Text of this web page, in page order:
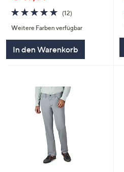
4.9
von
5
(12)12
Weitere Farben verfügbar
In den Warenkorb